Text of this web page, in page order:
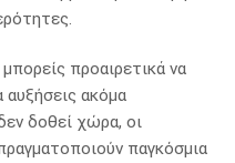
προαιρετικά να
αυξήσεις ακόμα
δοθεί χώρα, οι
παγκόσμια